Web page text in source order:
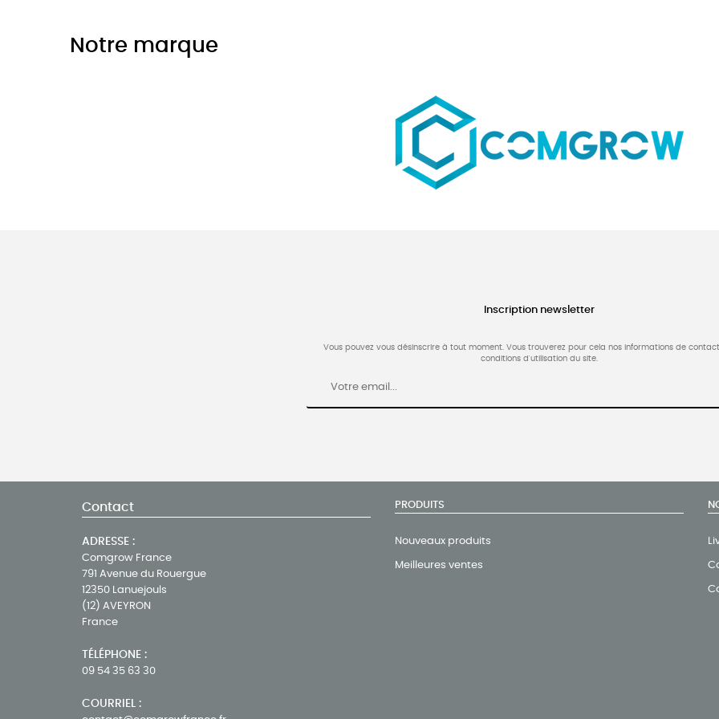
Notre marque
Inscription newsletter
Vous pouvez vous désinscrire à tout moment. Vous trouverez pour cela nos informations de
conditions d'utilisation du site.
Contact
ADRESSE :
Comgrow France
791 Avenue du Rouergue
12350 Lanuejouls
(12) AVEYRON
France
TÉLÉPHONE :
09 54 35 63 30
COURRIEL :
PRODUITS
Nouveaux produits
Meilleures ventes